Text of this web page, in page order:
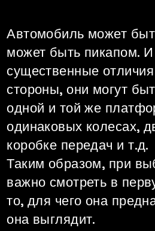
Автомобиль может
может быть пикапом.
существенные
стороны, они могут
одной и той же
одинаковых колесах,
коробке передач и т.д.
Таким образом, при
важно смотреть в
то, для чего она
она выглядит.